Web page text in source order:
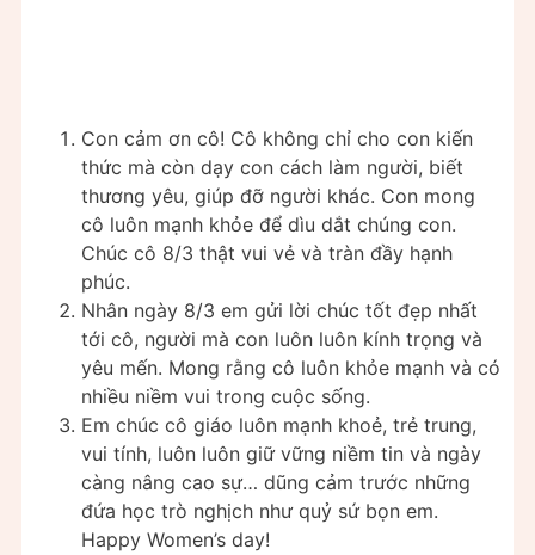
Con cảm ơn cô! Cô không chỉ cho con kiến
thức mà còn dạy con cách làm người, biết
thương yêu, giúp đỡ người khác. Con mong
cô luôn mạnh khỏe để dìu dắt chúng con.
Chúc cô 8/3 thật vui vẻ và tràn đầy hạnh
phúc.
Nhân ngày 8/3 em gửi lời chúc tốt đẹp nhất
tới cô, người mà con luôn luôn kính trọng và
yêu mến. Mong rằng cô luôn khỏe mạnh và có
nhiều niềm vui trong cuộc sống.
Em chúc cô giáo luôn mạnh khoẻ, trẻ trung,
vui tính, luôn luôn giữ vững niềm tin và ngày
càng nâng cao sự… dũng cảm trước những
đứa học trò nghịch như quỷ sứ bọn em.
Happy Women’s day!